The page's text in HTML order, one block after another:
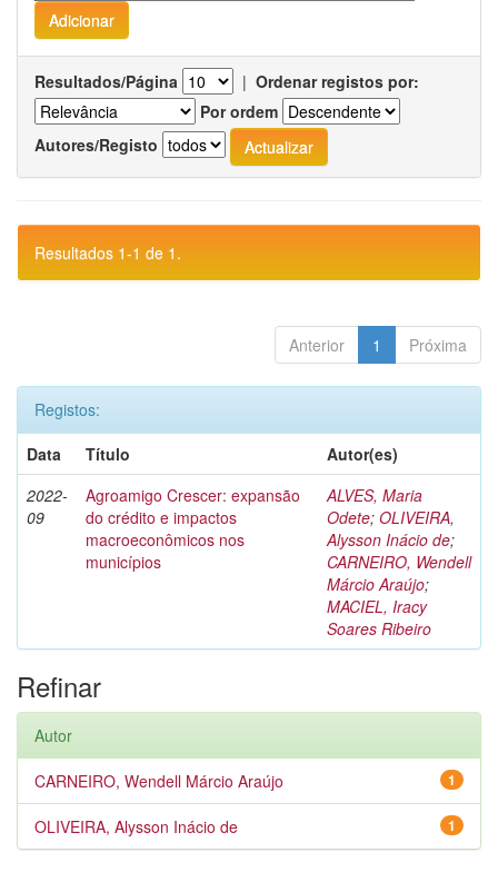
Resultados/Página | Ordenar registos por:
Por ordem
Autores/Registo
Resultados 1-1 de 1.
Anterior 1 Próxima
Registos:
Data
Título
Autor(es)
2022-
09
Agroamigo Crescer: expansão
do crédito e impactos
macroeconômicos nos
municípios
ALVES, Maria
Odete; OLIVEIRA,
Alysson Inácio de;
CARNEIRO, Wendell
Márcio Araújo;
MACIEL, Iracy
Soares Ribeiro
Refinar
Autor
1
CARNEIRO, Wendell Márcio Araújo
1
OLIVEIRA, Alysson Inácio de